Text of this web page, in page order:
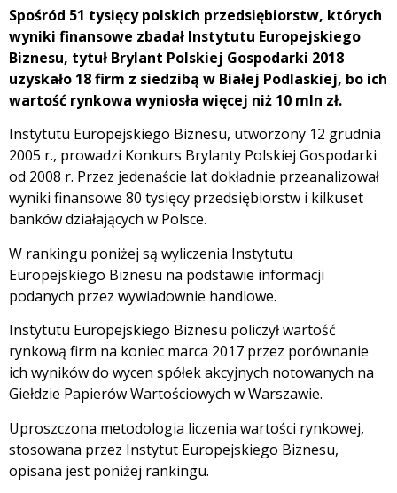
Spośród 51 tysięcy polskich przedsiębiorstw, których
wyniki finansowe zbadał Instytutu Europejskiego
Biznesu, tytuł Brylant Polskiej Gospodarki 2018
uzyskało 18 firm z siedzibą w Białej Podlaskiej, bo ich
wartość rynkowa wyniosła więcej niż 10 mln zł.
Instytutu Europejskiego Biznesu, utworzony 12 grudnia
2005 r., prowadzi Konkurs Brylanty Polskiej Gospodarki
od 2008 r. Przez jedenaście lat dokładnie przeanalizował
wyniki finansowe 80 tysięcy przedsiębiorstw i kilkuset
banków działających w Polsce.
W rankingu poniżej są wyliczenia Instytutu
Europejskiego Biznesu na podstawie informacji
podanych przez wywiadownie handlowe.
Instytutu Europejskiego Biznesu policzył wartość
rynkową firm na koniec marca 2017 przez porównanie
ich wyników do wycen spółek akcyjnych notowanych na
Giełdzie Papierów Wartościowych w Warszawie.
Uproszczona metodologia liczenia wartości rynkowej,
stosowana przez Instytut Europejskiego Biznesu,
opisana jest poniżej rankingu.